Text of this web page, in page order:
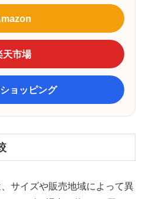
天市場
ョッピング
サイズや販売地域によって異